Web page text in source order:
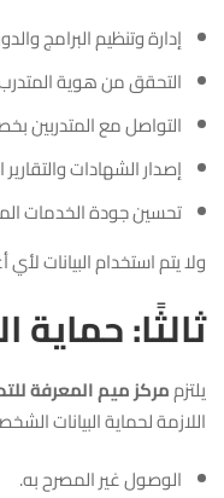
إدارة وتنظيم البرامج
التحقق من هوية
التواصل مع المتدربين
إصدار الشهادات والتقارير
تحسين جودة الخدمات
ولا يتم استخدام البيانات
ثالثًا: حماية
يلتزممركز ميم المعرفة
اللازمة لحماية البيانات
الوصول غير المصرح به.